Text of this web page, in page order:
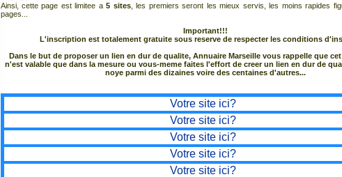
Ainsi, cette page est limitee a5 sites, les premiers seront les mieux servis, les moins rapides
pages...
Important!!!
L'inscription est totalement gratuite sous reserve de respecter les conditions
Dans le but de proposer un lien en dur de qualite, Annuaire Marseille vous rappelle que
n'est valable que dans la mesure ou vous-meme faites l'effort de creer un lien en dur de
noye parmi des dizaines voire des centaines d'autres...
Votre site ici?
Votre site ici?
Votre site ici?
Votre site ici?
Votre site ici?